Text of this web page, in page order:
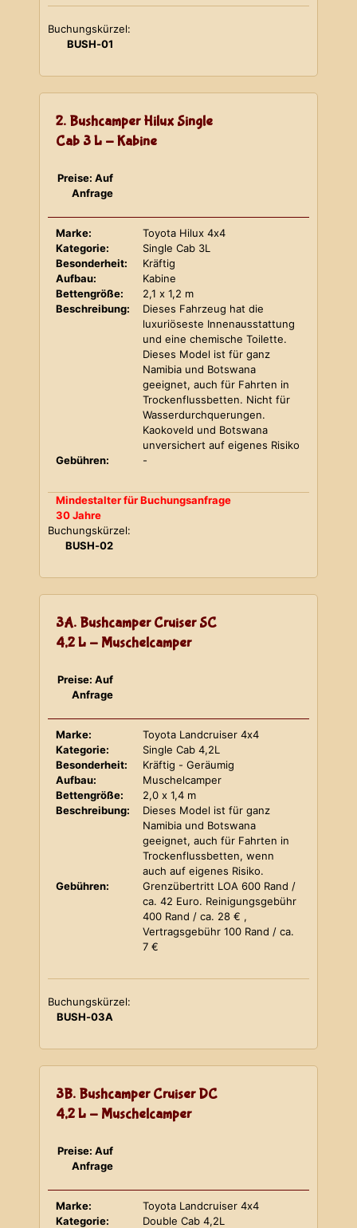
Buchungskürzel:
BUSH-01
2. Bushcamper Hilux Single
Cab 3 L - Kabine
Preise: Auf
Anfrage
Marke:
Toyota Hilux 4x4
Kategorie:
Single Cab 3L
Besonderheit:
Kräftig
Aufbau:
Kabine
Bettengröße:
2,1 x 1,2 m
Beschreibung:
Dieses Fahrzeug hat die
luxuriöseste Innenausstattung
und eine chemische Toilette.
Dieses Model ist für ganz
Namibia und Botswana
geeignet, auch für Fahrten in
Trockenflussbetten. Nicht für
Wasserdurchquerungen.
Kaokoveld und Botswana
unversichert auf eigenes Risiko
Gebühren:
-
Mindestalter für Buchungsanfrage
30 Jahre
Buchungskürzel:
BUSH-02
3A. Bushcamper Cruiser SC
4,2 L - Muschelcamper
Preise: Auf
Anfrage
Marke:
Toyota Landcruiser 4x4
Kategorie:
Single Cab 4,2L
Besonderheit:
Kräftig - Geräumig
Aufbau:
Muschelcamper
Bettengröße:
2,0 x 1,4 m
Beschreibung:
Dieses Model ist für ganz
Namibia und Botswana
geeignet, auch für Fahrten in
Trockenflussbetten, wenn
auch auf eigenes Risiko.
Gebühren:
Grenzübertritt LOA 600 Rand /
ca. 42 Euro. Reinigungsgebühr
400 Rand / ca. 28 € ,
Vertragsgebühr 100 Rand / ca.
7 €
Buchungskürzel:
BUSH-03A
3B. Bushcamper Cruiser DC
4,2 L - Muschelcamper
Preise: Auf
Anfrage
Marke:
Toyota Landcruiser 4x4
Kategorie:
Double Cab 4,2L